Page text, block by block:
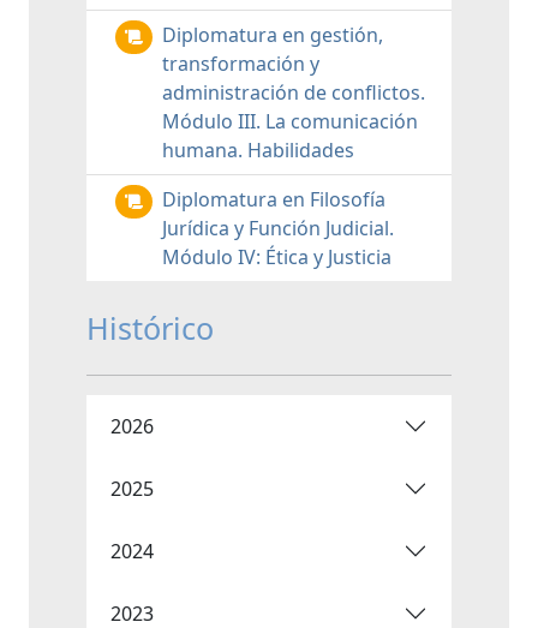
Diplomatura en gestión,
transformación y
administración de conflictos.
Módulo III. La comunicación
humana. Habilidades
Diplomatura en Filosofía
Jurídica y Función Judicial.
Módulo IV: Ética y Justicia
Histórico
2026
2025
2024
2023